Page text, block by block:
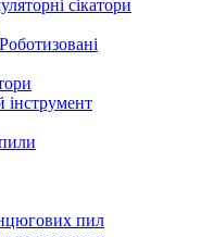
сікатори
Роботизовані
інструмент
пил